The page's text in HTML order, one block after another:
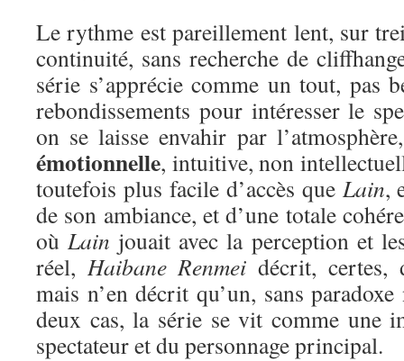
Le rythme est pareillement lent, sur
continuité, sans recherche de
série s’apprécie comme un tout, pas
rebondissements pour intéresser le
on se laisse envahir par
émotionnelle, intuitive, non
toutefois plus facile d’accès que Lain,
de son ambiance, et d’une totale
oùLain jouait avec la perception et
réel, Haibane Renmei décrit, certes,
mais n’en décrit qu’un, sans
deux cas, la série se vit comme une
spectateur et du personnage principal.